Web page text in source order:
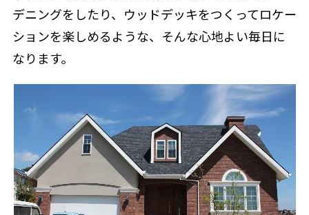
デニングをしたり、ウッドデッキをつくってロケー
ションを楽しめるような、そんな心地よい毎日に
なります。